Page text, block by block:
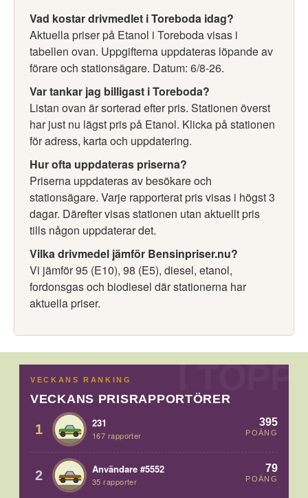
Vad kostar drivmedlet i Toreboda idag?
Aktuella priser på Etanol i Toreboda visas i
tabellen ovan. Uppgifterna uppdateras löpande av
förare och stationsägare. Datum: 6/8-26.
Var tankar jag billigast i Toreboda?
Listan ovan är sorterad efter pris. Stationen överst
har just nu lägst pris på Etanol. Klicka på stationen
för adress, karta och uppdatering.
Hur ofta uppdateras priserna?
Priserna uppdateras av besökare och
stationsägare. Varje rapporterat pris visas i högst 3
dagar. Därefter visas stationen utan aktuellt pris
tills någon uppdaterar det.
Vilka drivmedel jämför Bensinpriser.nu?
Vi jämför 95 (E10), 98 (E5), diesel, etanol,
fordonsgas och biodiesel där stationerna har
aktuella priser.
VECKANS RANKING
VECKANS PRISRAPPORTÖRER
1 231
167 rapporter
395
POÄNG
2 Användare #5552
35 rapporter
79
POÄNG